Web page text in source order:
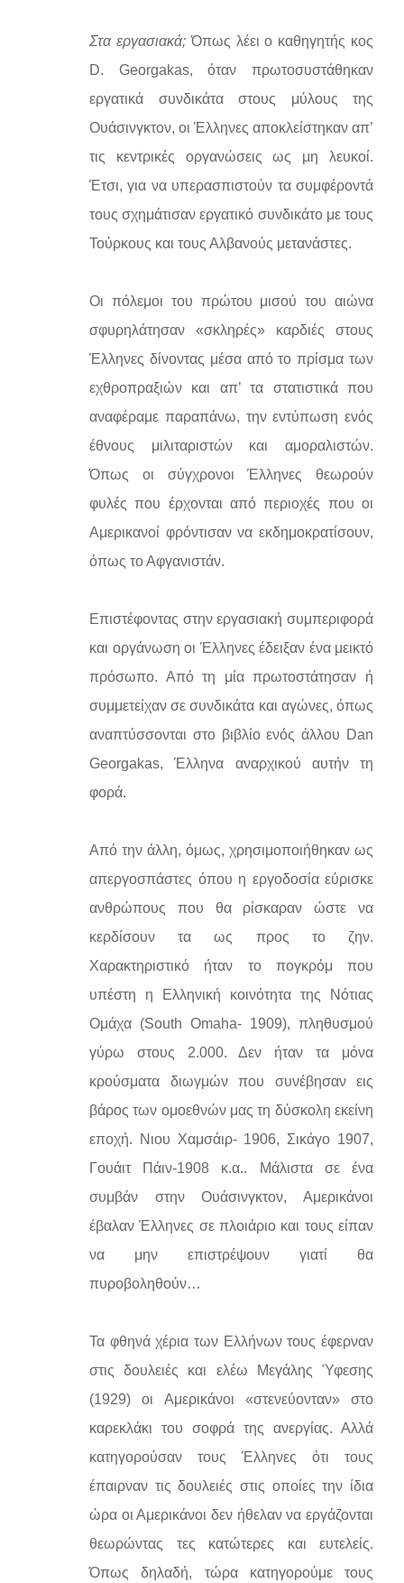
Στα εργασιακά;Όπως λέει ο καθηγητής κος
D. Georgakas, όταν πρωτοσυστάθηκαν
εργατικά συνδικάτα στους μύλους της
Ουάσινγκτον, οι Έλληνες αποκλείστηκαν απ’
τις κεντρικές οργανώσεις ως μη λευκοί.
Έτσι, για να υπερασπιστούν τα συμφέροντά
τους σχημάτισαν εργατικό συνδικάτο με τους
Τούρκους και τους Αλβανούς μετανάστες.
Οι πόλεμοι του πρώτου μισού του αιώνα
σφυρηλάτησαν «σκληρές» καρδιές στους
Έλληνες δίνοντας μέσα από το πρίσμα των
εχθροπραξιών και απ’ τα στατιστικά που
αναφέραμε παραπάνω, την εντύπωση ενός
έθνους μιλιταριστών και αμοραλιστών.
Όπως οι σύγχρονοι Έλληνες θεωρούν
φυλές που έρχονται από περιοχές που οι
Αμερικανοί φρόντισαν να εκδημοκρατίσουν,
όπως το Αφγανιστάν.
Επιστέφοντας στην εργασιακή συμπεριφορά
και οργάνωση οι Έλληνες έδειξαν ένα μεικτό
πρόσωπο. Από τη μία πρωτοστάτησαν ή
συμμετείχαν σε συνδικάτα και αγώνες, όπως
αναπτύσσονται στο βιβλίο ενός άλλου Dan
Georgakas, Έλληνα αναρχικού αυτήν τη
φορά.
Από την άλλη, όμως, χρησιμοποιήθηκαν ως
απεργοσπάστες όπου η εργοδοσία εύρισκε
ανθρώπους που θα ρίσκαραν ώστε να
κερδίσουν τα ως προς το ζην.
Χαρακτηριστικό ήταν το πογκρόμ που
υπέστη η Ελληνική κοινότητα της Νότιας
Ομάχα (South Omaha- 1909), πληθυσμού
γύρω στους 2.000. Δεν ήταν τα μόνα
κρούσματα διωγμών που συνέβησαν εις
βάρος των ομοεθνών μας τη δύσκολη εκείνη
εποχή. Νιου Χαμσάιρ- 1906, Σικάγο 1907,
Γουάιτ Πάιν-1908 κ.α.. Μάλιστα σε ένα
συμβάν στην Ουάσινγκτον, Αμερικάνοι
έβαλαν Έλληνες σε πλοιάριο και τους είπαν
να μην επιστρέψουν γιατί θα
πυροβοληθούν…
Τα φθηνά χέρια των Ελλήνων τους έφερναν
στις δουλειές και ελέω Μεγάλης Ύφεσης
(1929) οι Αμερικάνοι «στενεύονταν» στο
καρεκλάκι του σοφρά της ανεργίας. Αλλά
κατηγορούσαν τους Έλληνες ότι τους
έπαιρναν τις δουλειές στις οποίες την ίδια
ώρα οι Αμερικάνοι δεν ήθελαν να εργάζονται
θεωρώντας τες κατώτερες και ευτελείς.
Όπως δηλαδή, τώρα κατηγορούμε τους